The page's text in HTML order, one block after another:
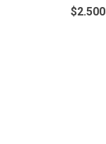
$2.500